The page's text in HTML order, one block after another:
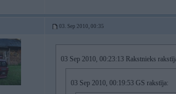
03. Sep 2010, 00:35
03 Sep 2010, 00:23:13 Rakstnieks
03 Sep 2010, 00:19:53 GS rakstīja: